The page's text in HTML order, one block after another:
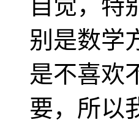
自觉，特
别是数学
是不喜欢
要，所以